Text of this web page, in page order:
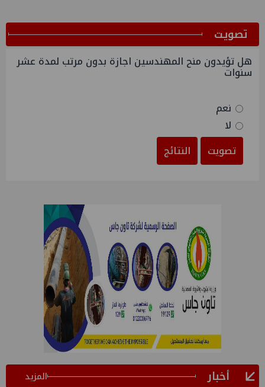
ﺗﺼﻮﻳﺖ
هل تؤيدون منح المهندسين اجازة بدون مرتب لمدة عشر
سنوات
نعم
لا
تصويت
النتائج
أخبار المزيد